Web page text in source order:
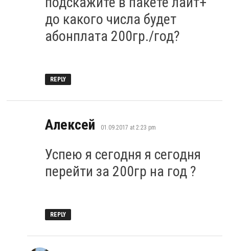
до какого числа будет
абонплата 200гр./год?
REPLY
Алексей says:
01.09.2017 at 2:23 pm
Успею я сегодня я сегодня
перейти за 200гр на год ?
REPLY